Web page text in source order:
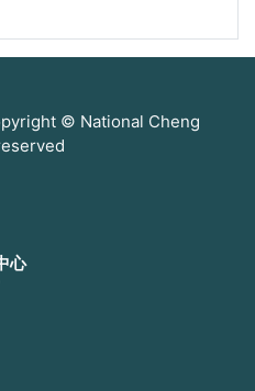
© National Cheng
心